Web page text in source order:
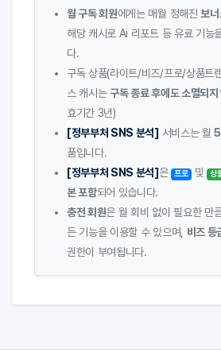
월 구독 회원에게는 매월 정해진보
해당 캐시로 Ai 리포트 등 유료 기능
다.
구독 상품(라이트/비즈/프로/상품트
스 캐시는구독 종료 후에도 소멸되지
효기간 3년)
[정부부처 SNS 분석] 서비스는 월
품입니다.
[정부부처 SNS 분석] 은 프로 및 상
본 포함되어 있습니다.
충전 회원은 월 회비 없이 필요한 만
든 기능을 이용할 수 있으며, 비즈 등
권한이 부여됩니다.